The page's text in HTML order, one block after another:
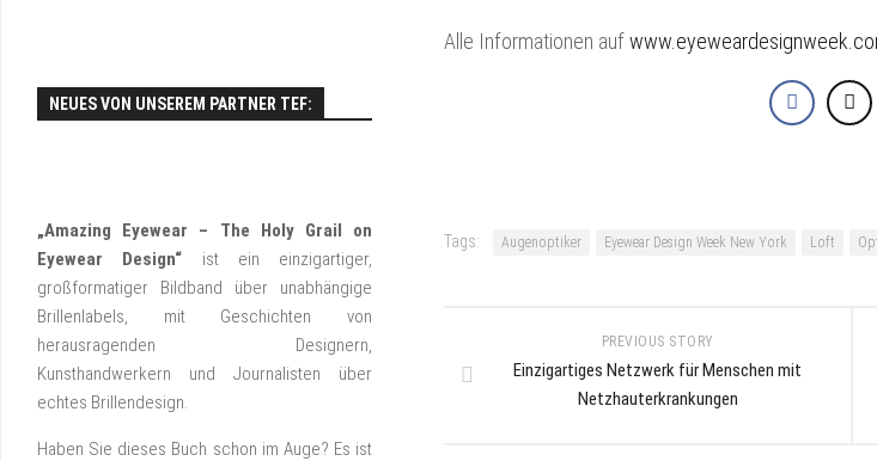
LINKEDIN
TEF
NEWSLETTER
Alle Informationen auf
Tags: Augenoptiker Eyewear Design Week New York Loft
PREVIOUS STORY
Einzigartiges Netzwerk für Menschen mit
Netzhauterkrankungen
NEUES VON UNSEREM PARTNER TEF:
„Amazing Eyewear – The Holy Grail on
Eyewear Design“ ist ein einzigartiger,
großformatiger Bildband über unabhängige
Brillenlabels, mit Geschichten von
herausragenden Designern,
Kunsthandwerkern und Journalisten über
echtes Brillendesign.
Haben Sie dieses Buch schon im Auge? Es ist